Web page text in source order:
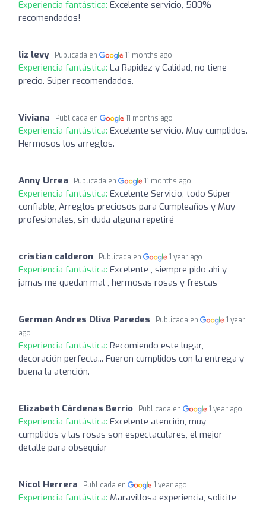
Experiencia fantástica: Excelente servicio, 500%
recomendados!
liz levy Publicada en 11 months ago
Experiencia fantástica: La Rapidez y Calidad, no tiene
precio. Súper recomendados.
Viviana Publicada en 11 months ago
Experiencia fantástica: Excelente servicio. Muy cumplidos.
Hermosos los arreglos.
Anny Urrea Publicada en 11 months ago
Experiencia fantástica: Excelente Servicio, todo Súper
confiable, Arreglos preciosos para Cumpleaños y Muy
profesionales, sin duda alguna repetiré
cristian calderon Publicada en 1 year ago
Experiencia fantástica: Excelente , siempre pido ahi y
jamas me quedan mal , hermosas rosas y frescas
German Andres Oliva Paredes Publicada en
1 year
ago
Experiencia fantástica: Recomiendo este lugar,
decoración perfecta... Fueron cumplidos con la entrega y
buena la atención.
Elizabeth Cárdenas Berrio Publicada en 1 year ago
Experiencia fantástica: Excelente atención, muy
cumplidos y las rosas son espectaculares, el mejor
detalle para obsequiar
Nicol Herrera Publicada en 1 year ago
Experiencia fantástica: Maravillosa experiencia, solicite